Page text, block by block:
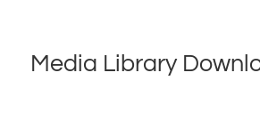
Media Library